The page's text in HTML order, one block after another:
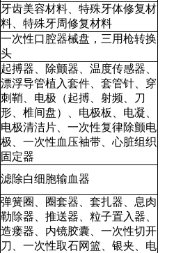
牙齿美容材料、特殊牙体修复材
料、特殊牙周修复材料
一次性口腔器械盘，三用枪转换
头
起搏器、除颤器、温度传感器、
漂浮导管植入套件、套管针、穿
刺鞘、电极（起搏、射频、刀
形、椎间盘）、电极板、电凝、
电极清洁片、一次性复律除颤电
极、一次性血压袖带、心脏组织
固定器
滤除白细胞输血器
弹簧圈、圈套器、套扎器、息肉
勒除器、推送器、粒子置入器、
造瘘器、内镜胶囊、一次性切开
刀、一次性取石网篮、银夹、电